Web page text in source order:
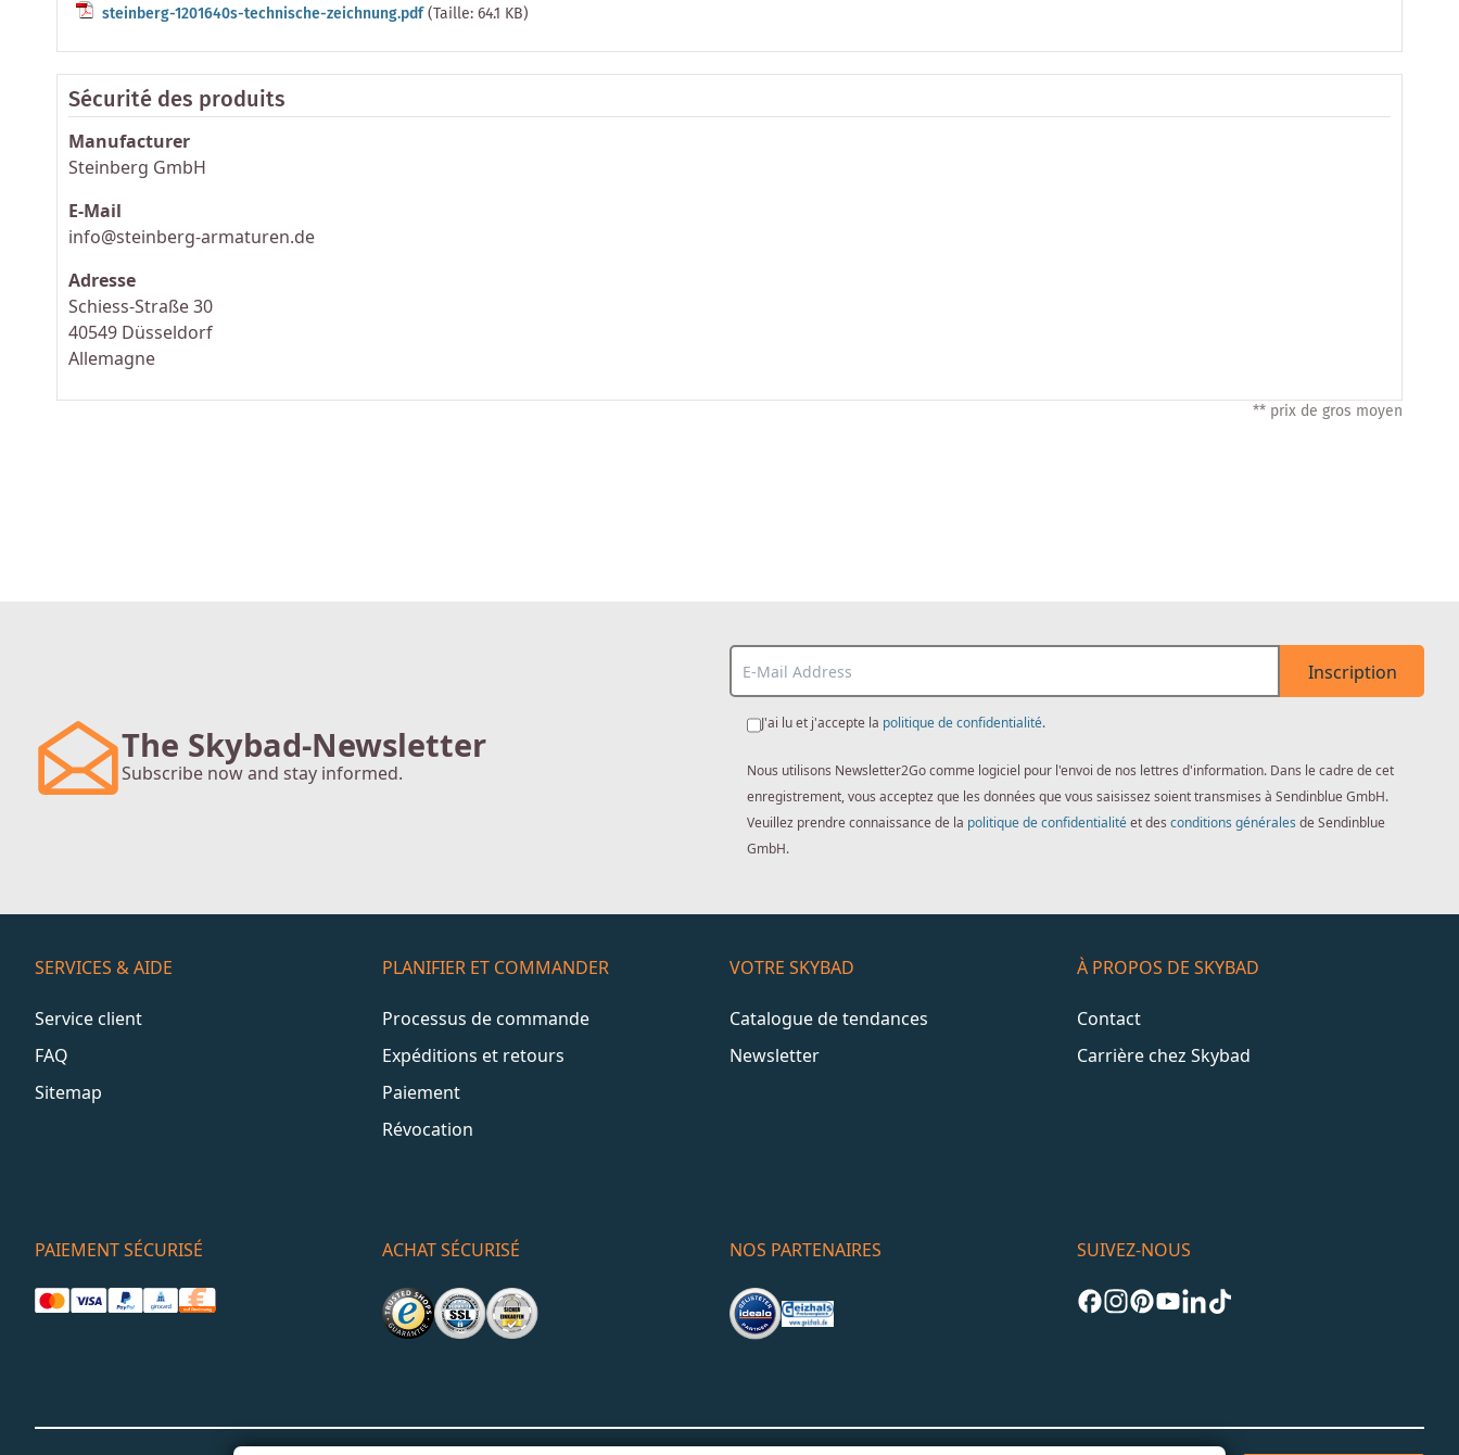
steinberg-1201640s-technische-zeichnung.pdf(Taille: 64.1 KB)
Sécurité des produits
Manufacturer
Steinberg GmbH
E-Mail
info@steinberg-armaturen.de
Adresse
Schiess-Straße 30
40549 Düsseldorf
Allemagne
** prix de gros moyen
The Skybad-Newsletter
Subscribe now and stay informed.
Inscription
J'ai lu et j'accepte la politique de confidentialité.
Nous utilisons Newsletter2Go comme logiciel pour l'envoi de nos lettres d'information. Dans le cadre de cet
enregistrement, vous acceptez que les données que vous saisissez soient transmises à Sendinblue GmbH.
Veuillez prendre connaissance de la politique de confidentialitéet des conditions générales de Sendinblue
GmbH.
SERVICES & AIDE
Service client
FAQ
Sitemap
PLANIFIER ET COMMANDER
Processus de commande
Expéditions et retours
Paiement
Révocation
VOTRE SKYBAD
Catalogue de tendances
Newsletter
À PROPOS DE SKYBAD
Contact
Carrière chez Skybad
PAIEMENT SÉCURISÉ ACHAT SÉCURISÉ NOS PARTENAIRES SUIVEZ-NOUS